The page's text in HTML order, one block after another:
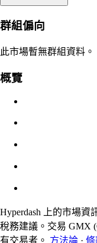
強平價
不適用
訂單價值
群組偏向
此市場暫無群組資料。
概覽
Hyperdash 上的市場
稅務建議。交易 GMX
有交易者。 方法論 · 條